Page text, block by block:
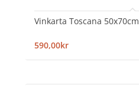
Vinkarta Toscana 50x70cm
590,00kr